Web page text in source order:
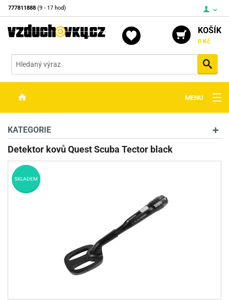
777811888 (9 - 17 hod)
KOŠÍK
0 Kč
MENU
OPTIKA
STŘELIVO
PŘÍSLUŠENSTVÍ
KATEGORIE
Detektor kovů Quest Scuba Tector black
SKLADEM